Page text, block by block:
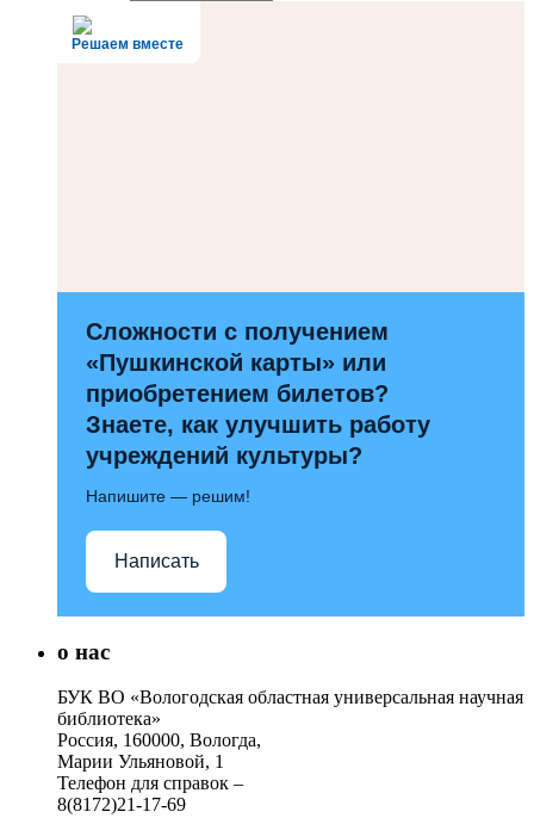
Решаем вместе
Сложности с получением
«Пушкинской карты» или
приобретением билетов?
Знаете, как улучшить работу
учреждений культуры?
Напишите — решим!
Написать
о нас
БУК ВО «Вологодская областная универсальная научная
библиотека»
Россия, 160000, Вологда,
Марии Ульяновой, 1
Телефон для справок –
8(8172)21-17-69